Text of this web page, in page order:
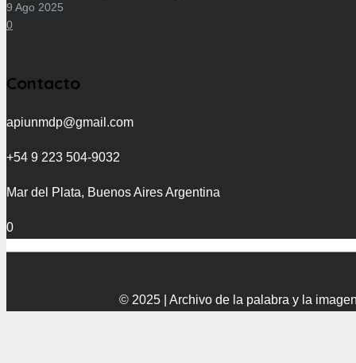
9 Ago 2025
0
Contacto
apiunmdp@gmail.com
+54 9 223 504-9032
Mar del Plata, Buenos Aires Argentina
0
© 2025 | Archivo de la palabra y la